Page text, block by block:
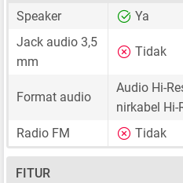
Speaker
Ya
Jack audio 3,5
mm
Tidak
Format audio
Audio Hi-
nirkabel Hi-
Radio FM
Tidak
FITUR